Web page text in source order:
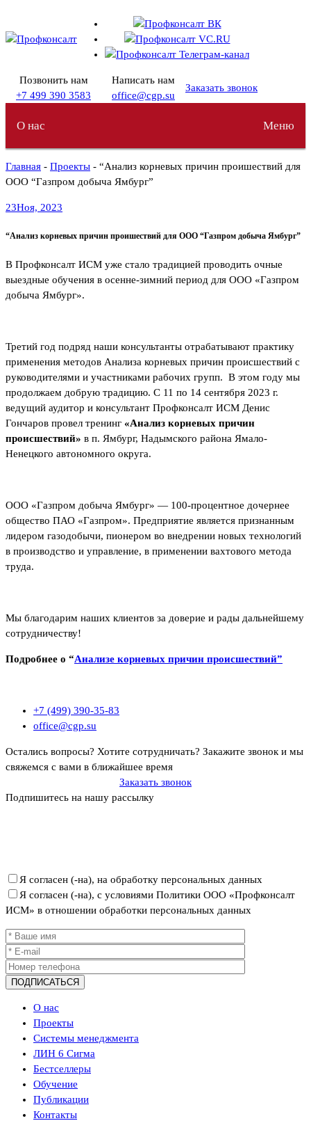
содержимому
Позвонить нам
+7 499 390 3583
Написать нам
office@cgp.su
Заказать звонок
О нас Меню
Главная - Проекты - “Анализ корневых причин проишествий для
ООО “Газпром добыча Ямбург”
23Ноя, 2023
“Анализ корневых причин проишествий для ООО “Газпром добыча Ямбург”
В Профконсалт ИСМ уже стало традицией проводить очные
выездные обучения в осенне-зимний период для ООО «Газпром
добыча Ямбург».
Третий год подряд наши консультанты отрабатывают практику
применения методов Анализа корневых причин происшествий с
руководителями и участниками рабочих групп. В этом году мы
продолжаем добрую традицию. С 11 по 14 сентября 2023 г.
ведущий аудитор и консультант Профконсалт ИСМ Денис
Гончаров провел тренинг «Анализ корневых причин
происшествий» в п. Ямбург, Надымского района Ямало-
Ненецкого автономного округа.
ООО «Газпром добыча Ямбург» — 100-процентное дочернее
общество ПАО «Газпром». Предприятие является признанным
лидером газодобычи, пионером во внедрении новых технологий
в производство и управление, в применении вахтового метода
труда.
Мы благодарим наших клиентов за доверие и рады дальнейшему
сотрудничеству!
Подробнее о “Анализе корневых причин происшествий”
+7 (499) 390-35-83
office@cgp.su
Остались вопросы? Хотите сотрудничать? Закажите звонок и мы
свяжемся с вами в ближайшее время
Заказать звонок
Подпишитесь на нашу рассылку
Я согласен (-на), на обработку персональных данных
Я согласен (-на), с условиями Политики ООО «Профконсалт
ИСМ» в отношении обработки персональных данных
О нас
Проекты
Системы менеджмента
ЛИН 6 Сигма
Бестселлеры
Обучение
Публикации
Контакты